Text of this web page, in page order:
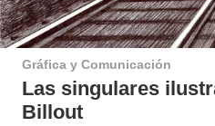
Gráfica y Comunicación
Las singulares
Billout